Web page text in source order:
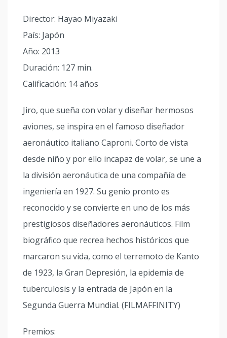
Director: Hayao Miyazaki
País: Japón
Año: 2013
Duración: 127 min.
Calificación: 14 años
Jiro, que sueña con volar y diseñar hermosos
aviones, se inspira en el famoso diseñador
aeronáutico italiano Caproni. Corto de vista
desde niño y por ello incapaz de volar, se une a
la división aeronáutica de una compañía de
ingeniería en 1927. Su genio pronto es
reconocido y se convierte en uno de los más
prestigiosos diseñadores aeronáuticos. Film
biográfico que recrea hechos históricos que
marcaron su vida, como el terremoto de Kanto
de 1923, la Gran Depresión, la epidemia de
tuberculosis y la entrada de Japón en la
Segunda Guerra Mundial. (FILMAFFINITY)
Premios: